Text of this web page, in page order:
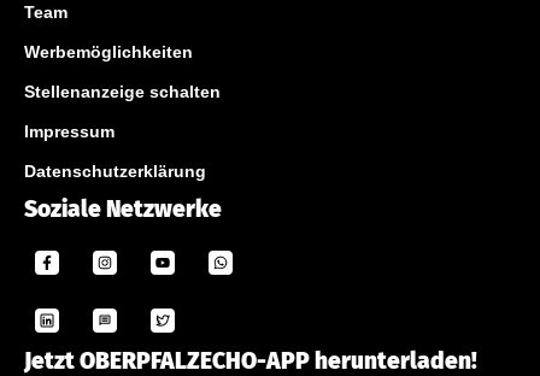
Team
Werbemöglichkeiten
Stellenanzeige schalten
Impressum
Datenschutzerklärung
Soziale Netzwerke
Jetzt OBERPFALZECHO-APP herunterladen!